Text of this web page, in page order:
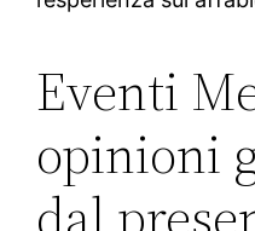
Eventi
opinioni